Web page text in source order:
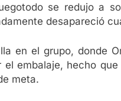
se redujo a
desapareció
en el grupo, donde
el embalaje, hecho
meta.